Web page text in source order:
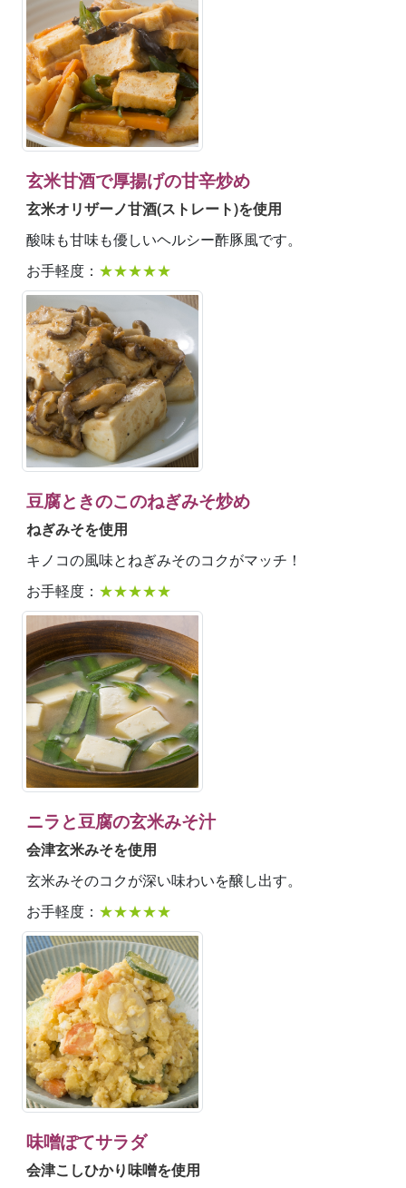
玄米甘酒で厚揚げの甘辛炒め
玄米オリザーノ甘酒(ストレート)を使用
酸味も甘味も優しいヘルシー酢豚風です。
お手軽度： ★★★★★
豆腐ときのこのねぎみそ炒め
ねぎみそを使用
キノコの風味とねぎみそのコクがマッチ！
お手軽度： ★★★★★
ニラと豆腐の玄米みそ汁
会津玄米みそを使用
玄米みそのコクが深い味わいを醸し出す。
お手軽度： ★★★★★
味噌ぽてサラダ
会津こしひかり味噌を使用